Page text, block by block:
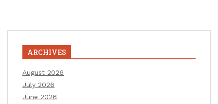
ARCHIVES
August 2026
July 2026
June 2026